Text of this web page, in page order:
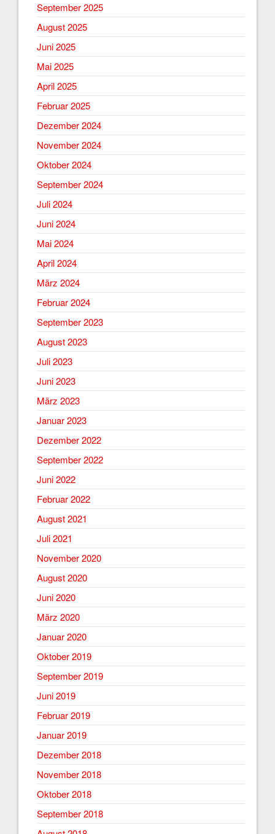
September 2025
August 2025
Juni 2025
Mai 2025
April 2025
Februar 2025
Dezember 2024
November 2024
Oktober 2024
September 2024
Juli 2024
Juni 2024
Mai 2024
April 2024
März 2024
Februar 2024
September 2023
August 2023
Juli 2023
Juni 2023
März 2023
Januar 2023
Dezember 2022
September 2022
Juni 2022
Februar 2022
August 2021
Juli 2021
November 2020
August 2020
Juni 2020
März 2020
Januar 2020
Oktober 2019
September 2019
Juni 2019
Februar 2019
Januar 2019
Dezember 2018
November 2018
Oktober 2018
September 2018